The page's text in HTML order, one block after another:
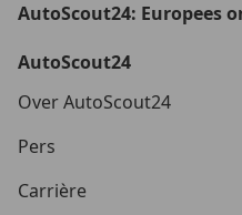
AutoScout24: Europees
AutoScout24
Over AutoScout24
Pers
Carrière